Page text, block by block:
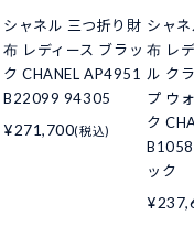
シャネル 三つ折り財
布 レディース ブラッ
ク CHANEL AP4951
B22099 94305
¥271,700(税込)
シャ
布 レ
ル ク
プ ウ
ク
ック